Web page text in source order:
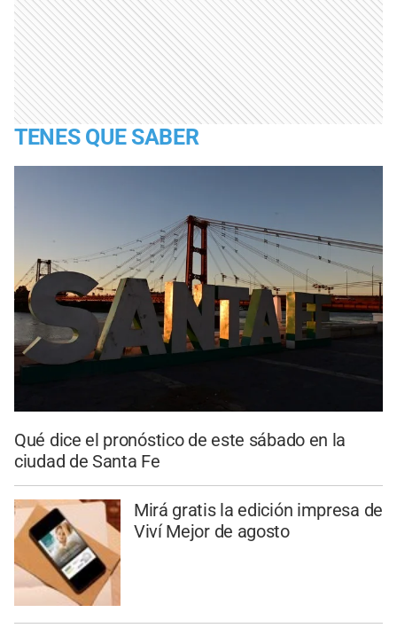
TENES QUE SABER
Qué dice el pronóstico de este sábado en la
ciudad de Santa Fe
Mirá gratis la edición impresa de
Viví Mejor de agosto